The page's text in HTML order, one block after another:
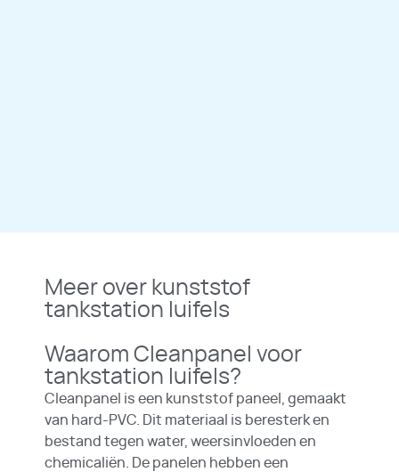
Meer over kunststof
tankstation luifels
Waarom Cleanpanel voor
tankstation luifels?
Cleanpanel is een kunststof paneel, gemaakt
van hard-PVC. Dit materiaal is beresterk en
bestand tegen water, weersinvloeden en
chemicaliën. De panelen hebben een